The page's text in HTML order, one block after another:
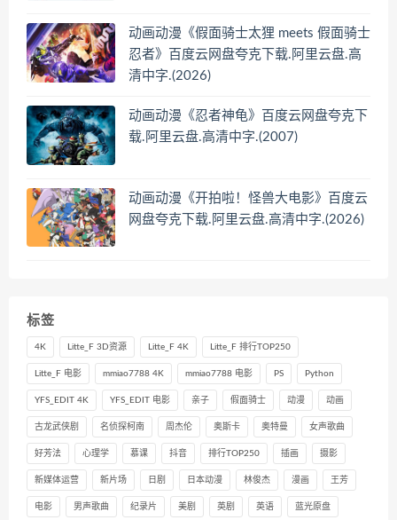
动画动漫《假面骑士太狸 meets 假面骑士
忍者》百度云网盘夸克下载.阿里云盘.高
清中字.(2026)
动画动漫《忍者神龟》百度云网盘夸克下
载.阿里云盘.高清中字.(2007)
动画动漫《开拍啦！怪兽大电影》百度云
网盘夸克下载.阿里云盘.高清中字.(2026)
标签
4K Litte_F 3D资源 Litte_F 4K Litte_F 排行TOP250
Litte_F 电影 mmiao7788 4K mmiao7788 电影 PS Python
YFS_EDIT 4K YFS_EDIT 电影 亲子 假面骑士 动漫 动画
古龙武侠剧 名侦探柯南 周杰伦 奥斯卡 奥特曼 女声歌曲
好芳法 心理学 慕课 抖音 排行TOP250 插画 摄影
新媒体运营 新片场 日剧 日本动漫 林俊杰 漫画 王芳
电影 男声歌曲 纪录片 美剧 英剧 英语 蓝光原盘